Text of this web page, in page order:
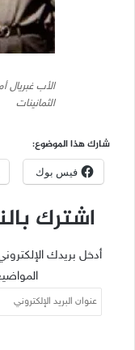
الأب غبريال
الثمانينات
شارك هذا الموضوع:
فيس بوك
اشترك
أدخل بريدك
عنوان
البريد